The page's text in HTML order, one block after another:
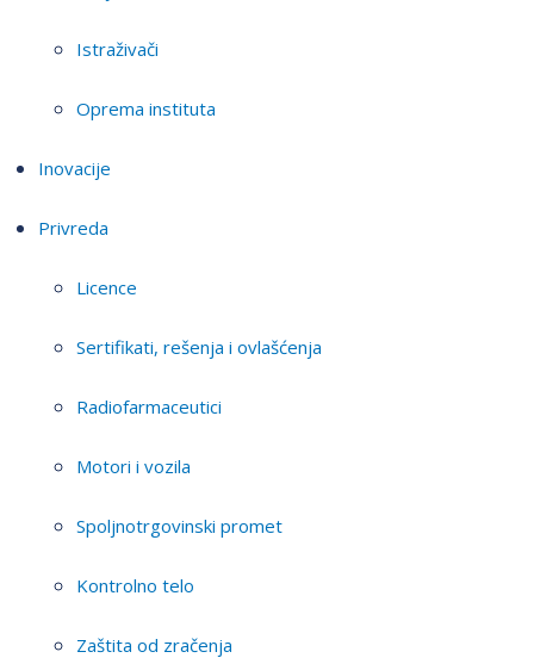
Istraživači
Oprema instituta
Inovacije
Privreda
Licence
Sertifikati, rešenja i ovlašćenja
Radiofarmaceutici
Motori i vozila
Spoljnotrgovinski promet
Kontrolno telo
Zaštita od zračenja